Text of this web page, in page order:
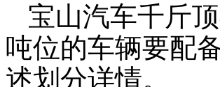
宝山汽车千斤
吨位的车辆要配
述划分详情。